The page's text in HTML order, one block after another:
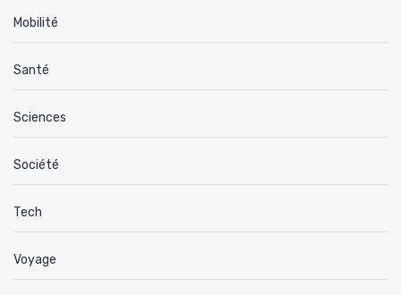
Mobilité
Santé
Sciences
Société
Tech
Voyage